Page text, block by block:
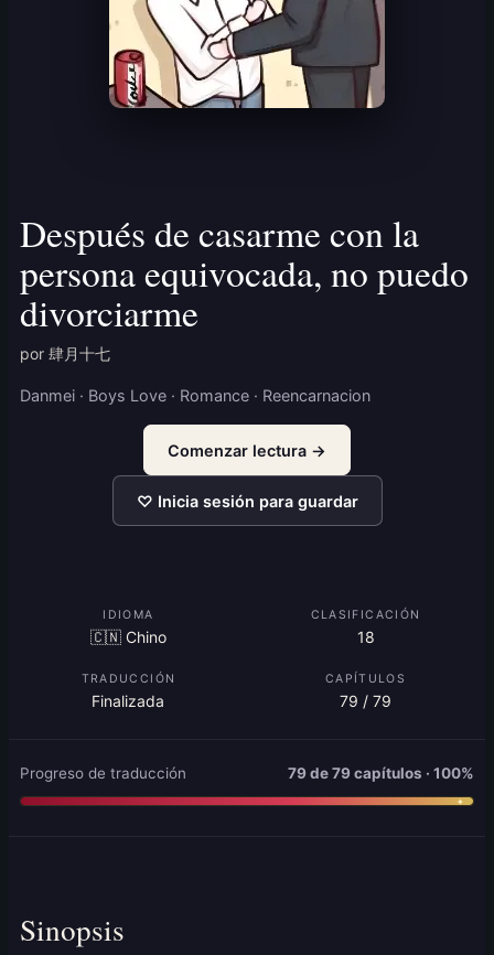
Después de casarme con la
persona equivocada, no puedo
divorciarme
por 肆月十七
Danmei · Boys Love · Romance · Reencarnacion
Comenzar lectura →
♡ Inicia sesión para guardar
IDIOMA
🇨🇳 Chino
CLASIFICACIÓN
18
TRADUCCIÓN
Finalizada
CAPÍTULOS
79 / 79
Progreso de traducción 79 de 79 capítulos · 100%
Sinopsis